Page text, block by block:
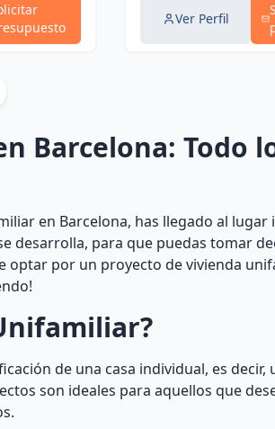
Ver Perfil
Barcelona: Todo
en Barcelona, has llegado al lugar
desarrolla, para que puedas tomar
optar por un proyecto de vivienda
de una casa individual, es decir,
son ideales para aquellos que